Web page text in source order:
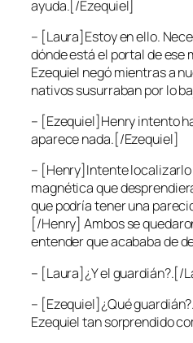
ayuda.[/Ezequiel]
– [Laura]Estoy en ello.
dónde está el portal de
Ezequiel negó mientras a
nativos susurraban por lo
– [Ezequiel]Henry intento
aparece nada.[/Ezequiel]
– [Henry]Intente
magnética que
que podría tener una
[/Henry] Ambos se
entender que acababa de
– [Laura]¿Y el guardián?.[/
– [Ezequiel]¿Qué
Ezequiel tan sorprendido